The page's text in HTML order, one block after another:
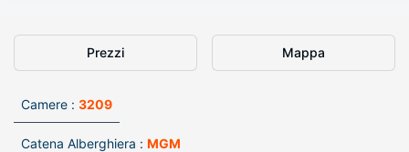
Prezzi Mappa
Camere : 3209
Catena Alberghiera : MGM